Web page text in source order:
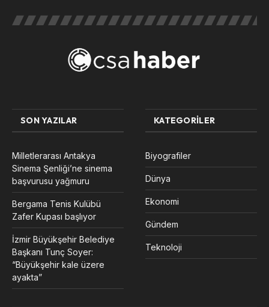
SON YAZILAR
Milletlerarası Antakya
Sinema Şenliği’ne sinema
başvurusu yağmuru
Bergama Tenis Kulübü
Zafer Kupası başlıyor
İzmir Büyükşehir Belediye
Başkanı Tunç Soyer:
“Büyükşehir kale üzere
ayakta”
KATEGORILER
Biyografiler
Dünya
Ekonomi
Gündem
Teknoloji